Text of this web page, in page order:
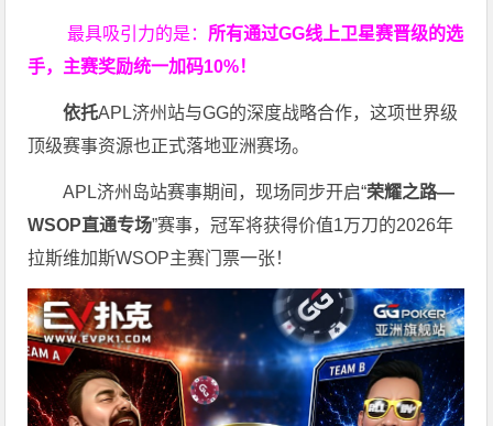
最具吸引力的是： 所有通过GG线上卫星赛晋级的选
手，主赛奖励统一加码10%！
依托APL济州站与GG的深度战略合作，这项世界级
顶级赛事资源也正式落地亚洲赛场。
APL济州岛站赛事期间，现场同步开启“荣耀之路—
WSOP直通专场”赛事，冠军将获得价值1万刀的2026年
拉斯维加斯WSOP主赛门票一张！